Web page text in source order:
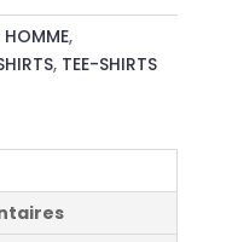
HOMME,
, TEE-SHIRTS